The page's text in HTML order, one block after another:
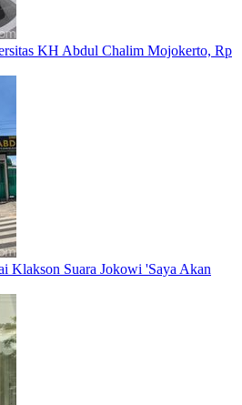
KH Abdul Chalim Mojokerto, Rp
Klakson Suara Jokowi 'Saya Akan